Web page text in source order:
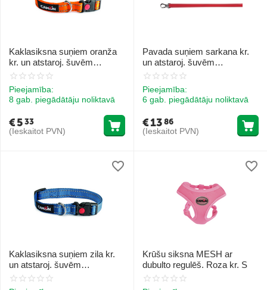
Kaklasiksna suņiem oranža
kr. un atstaroj. šuvēm
25mmx42/65cm
Pieejamība:
8 gab. piegādātāju noliktavā
€533
(Ieskaitot PVN)
Pavada suņiem sarkana kr.
un atstaroj. šuvēm
25x1200/2000mm
Pieejamība:
6 gab. piegādātāju noliktavā
€1386
(Ieskaitot PVN)
Kaklasiksna suņiem zila kr.
un atstaroj. šuvēm
20mmx33/53cm
Krūšu siksna MESH ar
dubulto regulēš. Roza kr. S